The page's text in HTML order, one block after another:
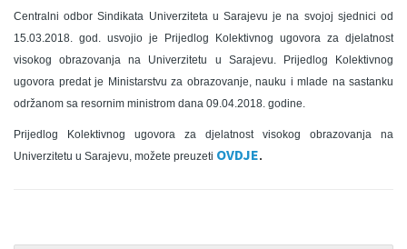
Centralni odbor Sindikata Univerziteta u Sarajevu je na svojoj sjednici od
15.03.2018. god. usvojio je Prijedlog Kolektivnog ugovora za djelatnost
visokog obrazovanja na Univerzitetu u Sarajevu. Prijedlog Kolektivnog
ugovora predat je Ministarstvu za obrazovanje, nauku i mlade na sastanku
održanom sa resornim ministrom dana 09.04.2018. godine.
Prijedlog Kolektivnog ugovora za djelatnost visokog obrazovanja na
Univerzitetu u Sarajevu, možete preuzeti OVDJE.